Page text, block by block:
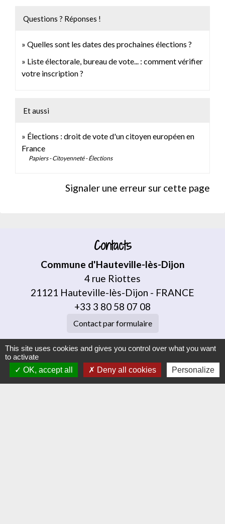
Questions ? Réponses !
Quelles sont les dates des prochaines élections ?
Liste électorale, bureau de vote... : comment vérifier
votre inscription ?
Et aussi
Élections : droit de vote d'un citoyen européen en
France
Papiers - Citoyenneté - Élections
Signaler une erreur sur cette page
Contacts
Commune d'Hauteville-lès-Dijon
4 rue Riottes
21121 Hauteville-lès-Dijon - FRANCE
+33 3 80 58 07 08
Contact par formulaire
Liens
Dijon Métropole
This site uses cookies and gives you control over what you want
to activate
OK, accept all
Deny all cookies Personalize